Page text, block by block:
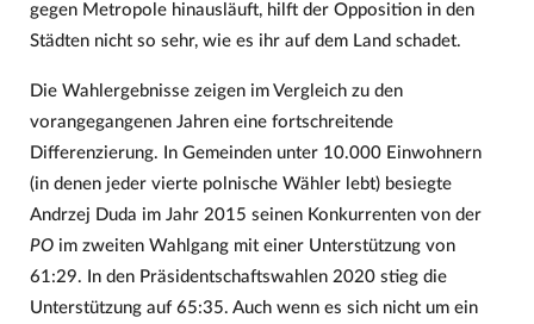
gegen Metropole hinausläuft, hilft der Opposition in den
Städten nicht so sehr, wie es ihr auf dem Land schadet.
Die Wahlergebnisse zeigen im Vergleich zu den
vorangegangenen Jahren eine fortschreitende
Differenzierung. In Gemeinden unter 10.000 Einwohnern
(in denen jeder vierte polnische Wähler lebt) besiegte
Andrzej Duda im Jahr 2015 seinen Konkurrenten von der
POim zweiten Wahlgang mit einer Unterstützung von
61:29. In den Präsidentschaftswahlen 2020 stieg die
Unterstützung auf 65:35. Auch wenn es sich nicht um ein